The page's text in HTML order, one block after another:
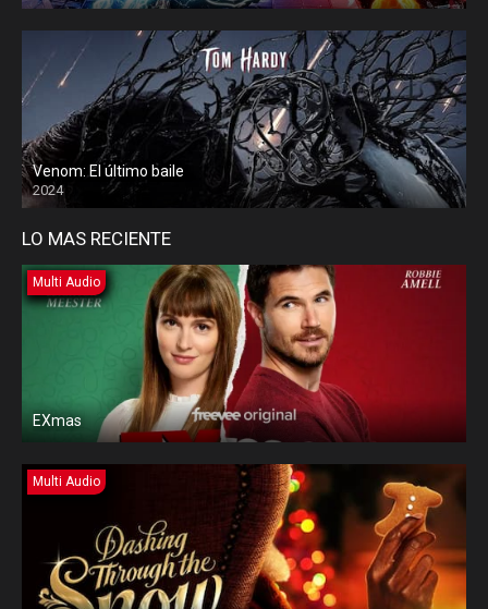
Venom: El último baile
2024
LO MAS RECIENTE
Multi Audio
EXmas
Multi Audio